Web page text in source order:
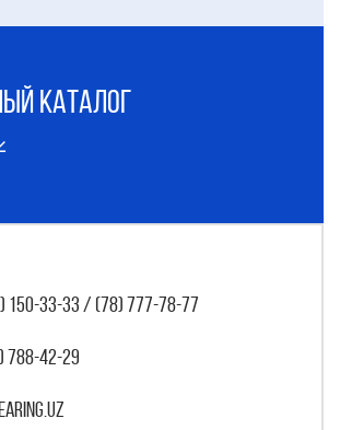
каталог
150-33-33 / (78) 777-78-77
788-42-29